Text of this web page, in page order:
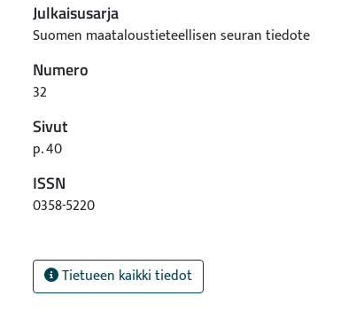
Julkaisusarja
Suomen maataloustieteellisen seuran tiedote
Numero
32
Sivut
p. 40
ISSN
0358-5220
Tietueen kaikki tiedot